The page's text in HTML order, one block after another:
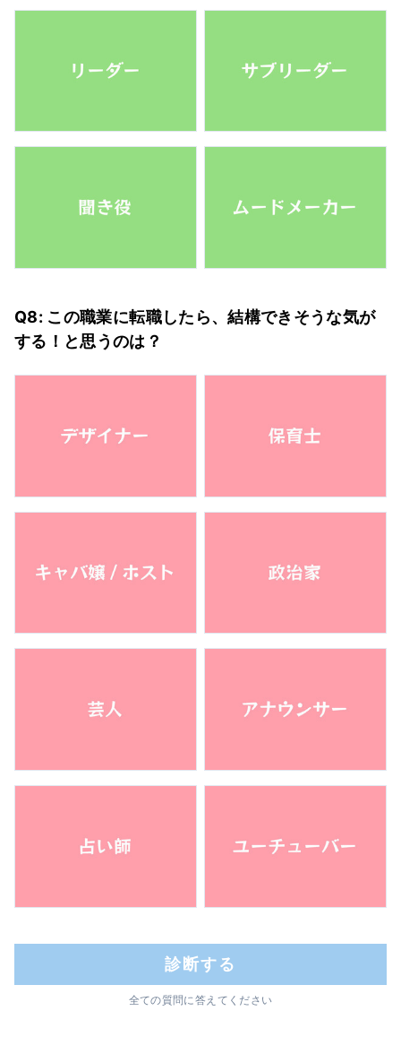
Q8: この職業に転職したら、結構できそうな気が
する！と思うのは？
診断する
全ての質問に答えてください